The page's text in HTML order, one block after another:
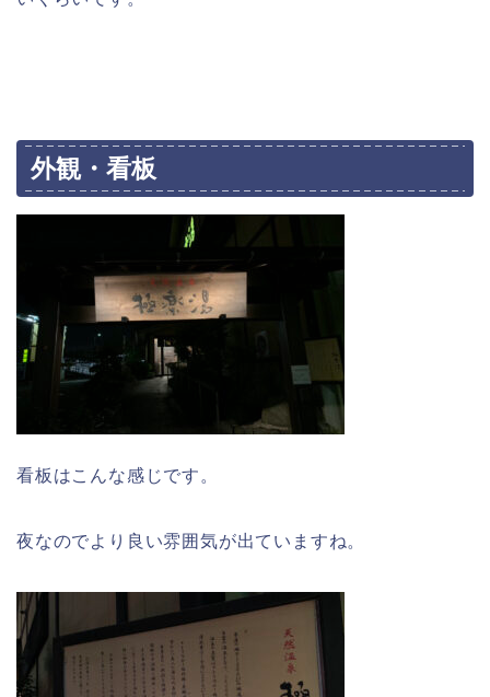
外観・看板
看板はこんな感じです。
夜なのでより良い雰囲気が出ていますね。